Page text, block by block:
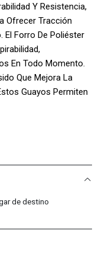
Y Resistencia,
Ofrecer Tracción
El Forro De Poliéster
En Todo Momento.
Que Mejora La
Guayos Permiten
Ágiles En El
de destino